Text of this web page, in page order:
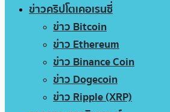
ข่าวคริปโตเคอเรนซี่
ข่าว Bitcoin
ข่าว Ethereum
ข่าว Binance Coin
ข่าว Dogecoin
ข่าว Ripple (XRP)